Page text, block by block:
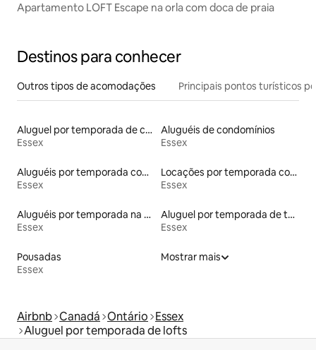
Apartamento LOFT Escape na orla com doca de praia
Destinos para conhecer
Outros tipos de acomodações Principais pontos turísticos
Aluguel por temporada de casas de hóspedes
Essex
Aluguéis de condomínios
Essex
Aluguéis por temporada com acesso ao lago
Essex
Locações por temporada com piscina
Essex
Aluguéis por temporada na orla
Essex
Aluguel por temporada de townhouses
Essex
Pousadas
Essex
Mostrar mais
Airbnb Canadá Ontário Essex
Aluguel por temporada de lofts